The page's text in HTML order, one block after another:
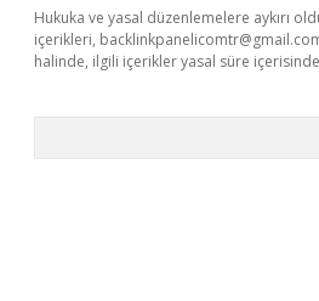
Hukuka ve yasal düzenlemelere aykırı
içerikleri,
halinde, ilgili içerikler yasal süre